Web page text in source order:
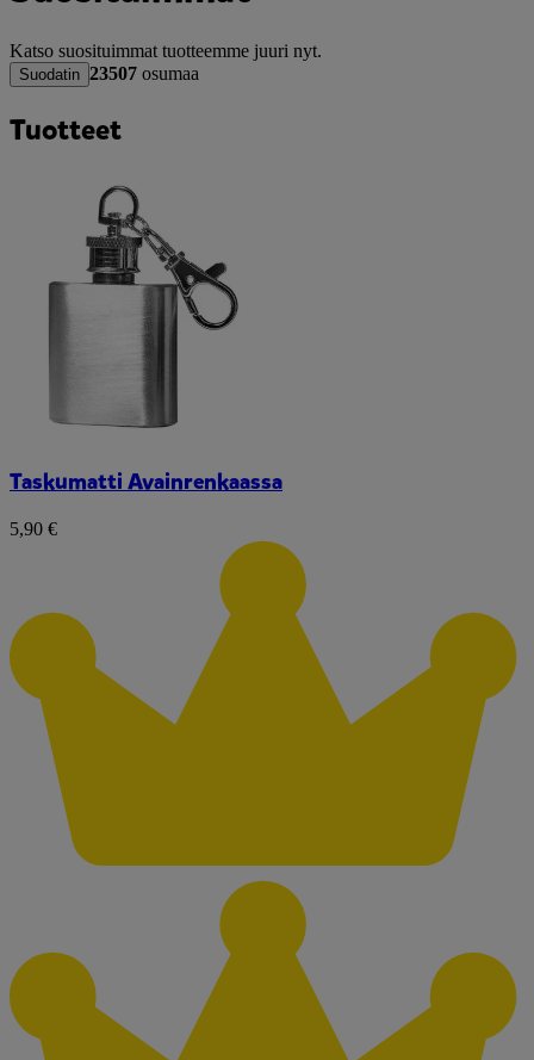
Katso suosituimmat tuotteemme juuri nyt.
Suodatin 23507 osumaa
Tuotteet
Taskumatti Avainrenkaassa
5,90 €